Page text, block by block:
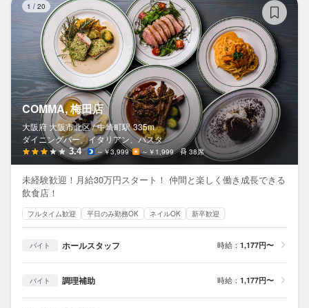
1 / 20
COMMA, 梅田店
大阪府 大阪市北区 / 中崎町駅 335m
ダイニングバー、イタリアン、パスタ
3.4 ～￥3,999 ～￥1,999 38席
未経験歓迎！月給30万円スタート！ 仲間と楽しく働き成長できる
飲食店！
フルタイム歓迎 平日のみ勤務OK ネイルOK 新卒歓迎
バイト ホールスタッフ 時給： 1,177円〜
バイト 調理補助 時給： 1,177円〜